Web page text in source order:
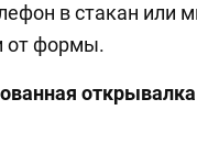
в стакан или
от формы.